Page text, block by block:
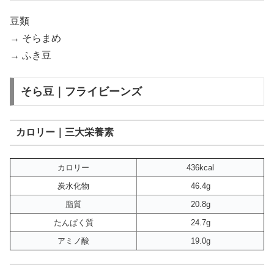
豆類
→ そらまめ
→ ふき豆
そら豆｜フライビーンズ
カロリー｜三大栄養素
カロリー
436kcal
炭水化物
46.4g
脂質
20.8g
たんぱく質
24.7g
アミノ酸
19.0g